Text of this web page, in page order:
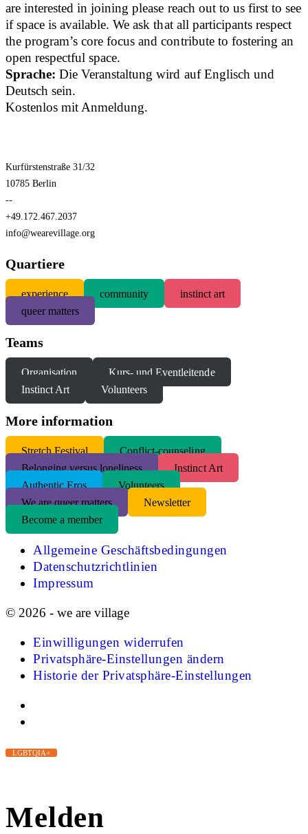
are interested in joining please reach out to us first to see
if space is available. We ask that all participants respect
the program’s core focus and contribute to fostering an
open respectful space.
Sprache: Die Veranstaltung wird auf Englisch und
Deutsch sein.
Kostenlos mit Anmeldung.
Kurfürstenstraße 31/32
10785 Berlin
--
+49.172.467.2037
info@wearevillage.org
Quartiere
experience community
instinct art
queer matters
Teams
Organisation
Kurs- und Eventleitende
Instinct Art
Volunteers
More information
Stretch Festival
Conflict-counseling
Belonging versus loneliness
Instinct Art
Authentic Eros
Volunteers
We are queer matters
Newsletter
Become a member
Allgemeine Geschäftsbedingungen
Datenschutzrichtlinien
Impressum
© 2026 - we are village
Einwilligungen widerrufen
Privatsphäre-Einstellungen ändern
Historie der Privatsphäre-Einstellungen
LGBTQIA+
Melden